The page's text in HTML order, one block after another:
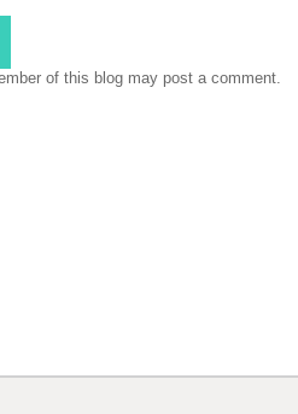
of this blog may post a comment.